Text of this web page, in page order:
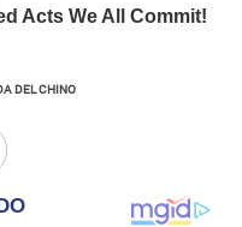
DEL CHINO